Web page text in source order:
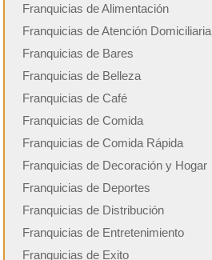
Franquicias de Alimentación
Franquicias de Atención Domiciliaria
Franquicias de Bares
Franquicias de Belleza
Franquicias de Café
Franquicias de Comida
Franquicias de Comida Rápida
Franquicias de Decoración y Hogar
Franquicias de Deportes
Franquicias de Distribución
Franquicias de Entretenimiento
Franquicias de Exito